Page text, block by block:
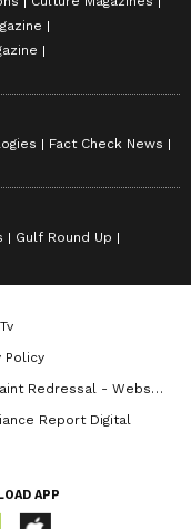
Fact Check News
Gulf Round Up
Policy
Redressal - Website
Report Digital
APP